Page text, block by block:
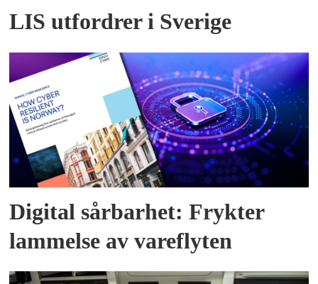
LIS utfordrer i Sverige
Digital sårbarhet: Frykter
lammelse av vareflyten